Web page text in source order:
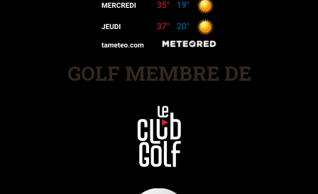
GOLF MEMBRE DE